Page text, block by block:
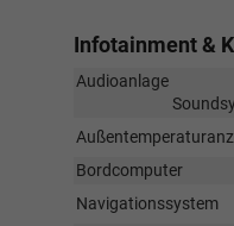
Infotainment &
Audioanlage
Bordcomputer
Navigationssystem